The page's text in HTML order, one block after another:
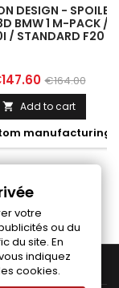
DESIGN - SPOILER
BMW 1 M-PACK /
/ STANDARD F20
Regular
price
€164.00
 Add to cart
manufacturing
votre
ou du
du site. En
indiquez
cookies.